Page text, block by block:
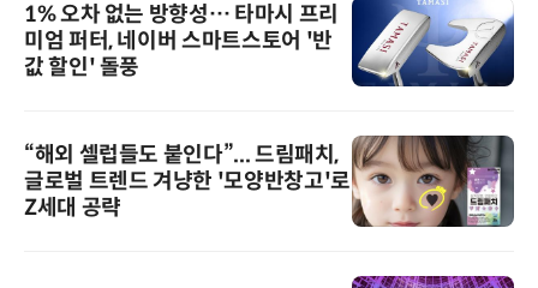
1% 오차 없는 방향성… 타마시 프리
미엄 퍼터, 네이버 스마트스토어 '반
값 할인' 돌풍
“해외 셀럽들도 붙인다”... 드림패치,
글로벌 트렌드 겨냥한 '모양반창고'로
Z세대 공략